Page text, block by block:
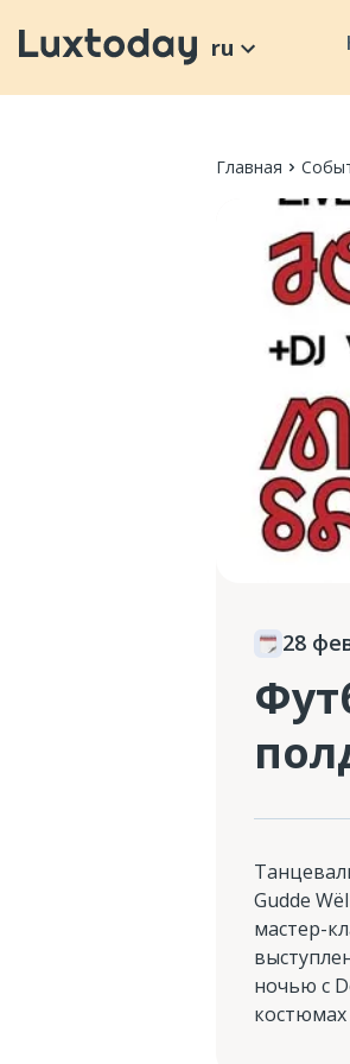
ru
Главная
28
Gudde
мастер-
ночью с
костюмах